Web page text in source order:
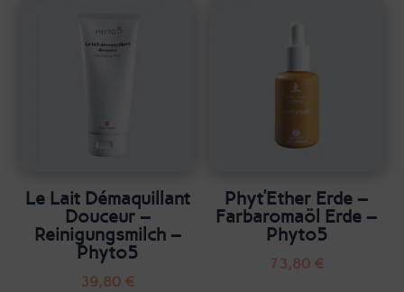
Le Lait Démaquillant
Douceur –
Reinigungsmilch –
Phyto5
39,80 €
Phyt’Ether Erde –
Farbaromaöl Erde –
Phyto5
73,80 €